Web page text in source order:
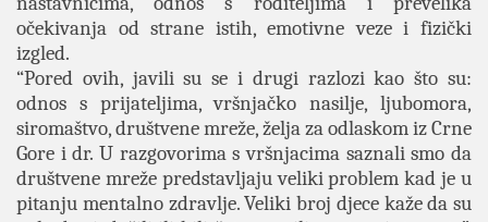
očekivanja od strane istih, emotivne veze i fizički
izgled.
“Pored ovih, javili su se i drugi razlozi kao što su:
odnos s prijateljima, vršnjačko nasilje, ljubomora,
siromaštvo, društvene mreže, želja za odlaskom iz Crne
Gore i dr. U razgovorima s vršnjacima saznali smo da
društvene mreže predstavljaju veliki problem kad je u
pitanju mentalno zdravlje. Veliki broj djece kaže da su